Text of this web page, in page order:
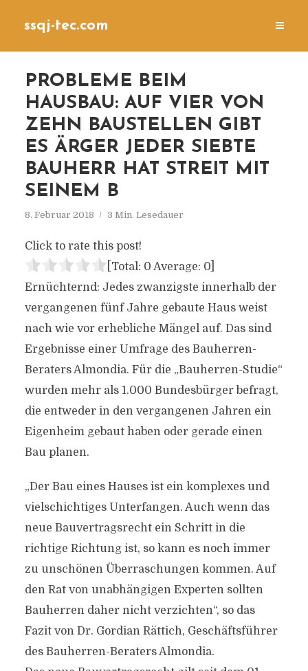
ssqj-tec.com
PROBLEME BEIM
HAUSBAU: AUF VIER VON
ZEHN BAUSTELLEN GIBT
ES ÄRGER JEDER SIEBTE
BAUHERR HAT STREIT MIT
SEINEM B
8. Februar 2018 3 Min. Lesedauer
Click to rate this post!
[Total: 0 Average: 0]
Ernüchternd: Jedes zwanzigste innerhalb der
vergangenen fünf Jahre gebaute Haus weist
nach wie vor erhebliche Mängel auf. Das sind
Ergebnisse einer Umfrage des Bauherren-
Beraters Almondia. Für die „Bauherren-Studie“
wurden mehr als 1.000 Bundesbürger befragt,
die entweder in den vergangenen Jahren ein
Eigenheim gebaut haben oder gerade einen
Bau planen.
„Der Bau eines Hauses ist ein komplexes und
vielschichtiges Unterfangen. Auch wenn das
neue Bauvertragsrecht ein Schritt in die
richtige Richtung ist, so kann es noch immer
zu unschönen Überraschungen kommen. Auf
den Rat von unabhängigen Experten sollten
Bauherren daher nicht verzichten“, so das
Fazit von Dr. Gordian Rättich, Geschäftsführer
des Bauherren-Beraters Almondia.